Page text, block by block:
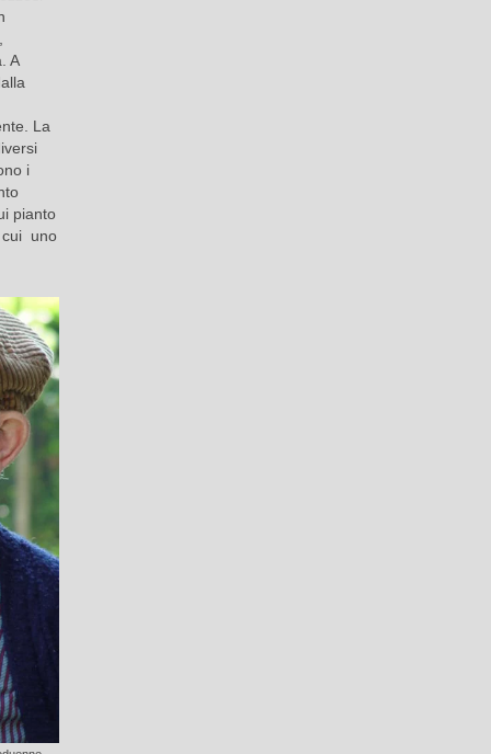
A
La
i
pianto
cui uno